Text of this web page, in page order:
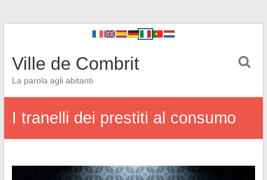
Ville de Combrit
La parola agli abitanti
I tranelli dei prestiti al consumo